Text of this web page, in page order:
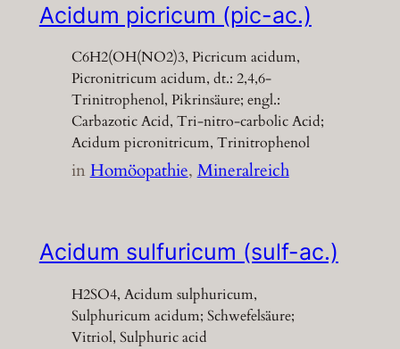
Acidum picricum (pic-ac.)
C6H2(OH(NO2)3, Picricum acidum,
Picronitricum acidum, dt.: 2,4,6-
Trinitrophenol, Pikrinsäure; engl.:
Carbazotic Acid, Tri-nitro-carbolic Acid;
Acidum picronitricum, Trinitrophenol
inHomöopathie, Mineralreich
Acidum sulfuricum (sulf-ac.)
H2SO4, Acidum sulphuricum,
Sulphuricum acidum; Schwefelsäure;
Vitriol, Sulphuric acid